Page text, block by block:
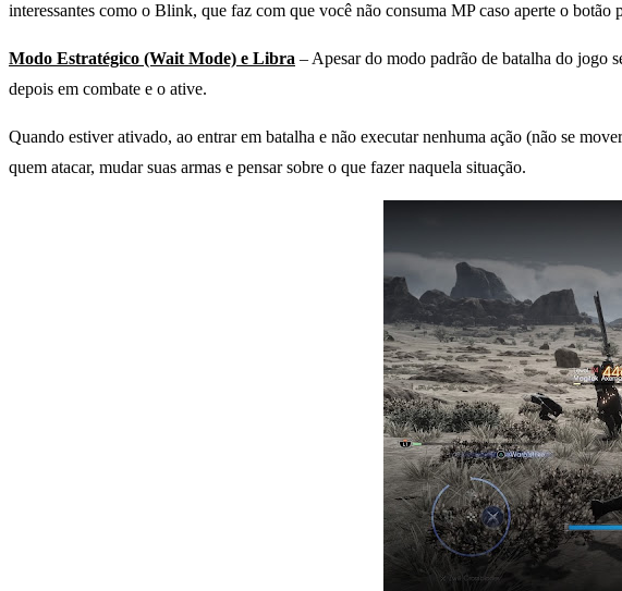
interessantes como o Blink, que faz com que você não consuma MP caso aperte o botão
Modo Estratégico (Wait Mode) e Libra – Apesar do modo padrão de batalha do jogo
depois em combate e o ative.
Quando estiver ativado, ao entrar em batalha e não executar nenhuma ação (não se
quem atacar, mudar suas armas e pensar sobre o que fazer naquela situação.